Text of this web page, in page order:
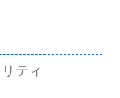
ティ